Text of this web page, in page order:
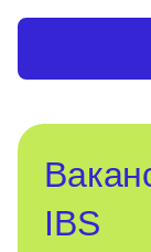
IBS